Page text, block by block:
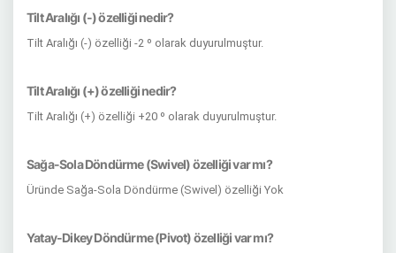
Tilt Aralığı (-) özelliği nedir?
Tilt Aralığı (-) özelliği -2 º olarak duyurulmuştur.
Tilt Aralığı (+) özelliği nedir?
Tilt Aralığı (+) özelliği +20 º olarak duyurulmuştur.
Sağa-Sola Döndürme (Swivel) özelliği var mı?
Üründe Sağa-Sola Döndürme (Swivel) özelliği Yok
Yatay-Dikey Döndürme (Pivot) özelliği var mı?